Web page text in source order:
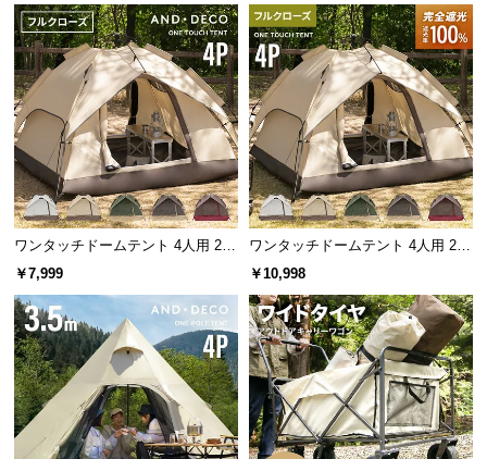
せ
ブ
ロ
グ
企
業
報
ワンタッチドームテント 4人用 2.1
m
￥7,999
ワンタッチドームテント 4人用 2.1
m ブラックコーティング
￥10,998